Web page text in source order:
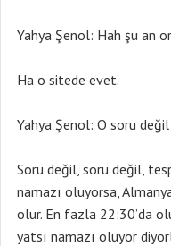
Yahya Şenol: Hah şu an
Ha o sitede evet.
Yahya Şenol: O soru
Soru değil, soru değil,
namazı oluyorsa,
olur. En fazla 22:30’da
yatsı namazı oluyor